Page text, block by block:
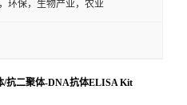
环保，生物产业，农业
/抗二聚体-DNA抗体ELISA Kit